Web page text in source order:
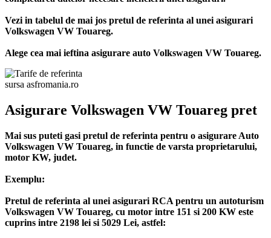
Vezi in tabelul de mai jos pretul de referinta al unei asigurari
Volkswagen VW Touareg.
Alege cea mai ieftina asigurare auto Volkswagen VW Touareg.
sursa asfromania.ro
Asigurare Volkswagen VW Touareg pret
Mai sus puteti gasi pretul de referinta pentru o asigurare Auto
Volkswagen VW Touareg, in functie de varsta proprietarului,
motor KW, judet.
Exemplu:
Pretul de referinta al unei asigurari RCA pentru un autoturism
Volkswagen VW Touareg, cu motor intre 151 si 200 KW este
cuprins intre 2198 lei si 5029 Lei, astfel: